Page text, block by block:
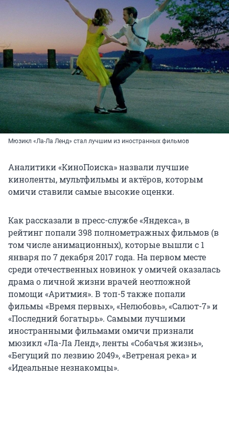
Мюзикл «Ла-Ла Ленд» стал лучшим из иностранных фильмов
Аналитики «КиноПоиска» назвали лучшие
киноленты, мультфильмы и актёров, которым
омичи ставили самые высокие оценки.
Как рассказали в пресс-службе «Яндекса», в
рейтинг попали 398 полнометражных фильмов (в
том числе анимационных), которые вышли с 1
января по 7 декабря 2017 года. На первом месте
среди отечественных новинок у омичей оказалась
драма о личной жизни врачей неотложной
помощи «Аритмия». В топ-5 также попали
фильмы «Время первых», «Нелюбовь», «Салют-7» и
«Последний богатырь». Самыми лучшими
иностранными фильмами омичи признали
мюзикл «Ла-Ла Ленд», ленты «Собачья жизнь»,
«Бегущий по лезвию 2049», «Ветреная река» и
«Идеальные незнакомцы».